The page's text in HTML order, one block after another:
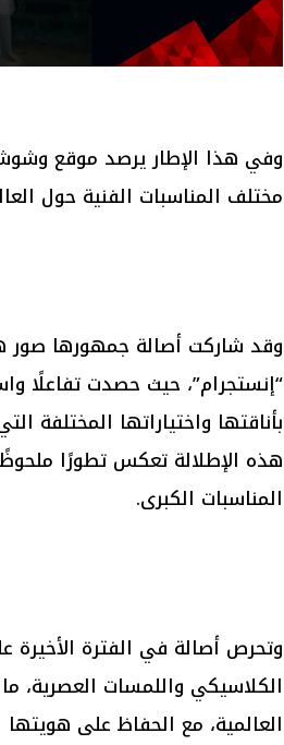
وفي هذا الإطار يرصد موقع
مختلف المناسبات الفنية حول
وقد شاركت أصالة جمهورها صور
“إنستجرام”، حيث حصدت تفاعلًا
بأناقتها واختياراتها المختلفة
هذه الإطلالة تعكس تطورًا
المناسبات الكبرى.
وتحرص أصالة في الفترة الأخيرة
الكلاسيكي واللمسات العصرية،
العالمية، مع الحفاظ على